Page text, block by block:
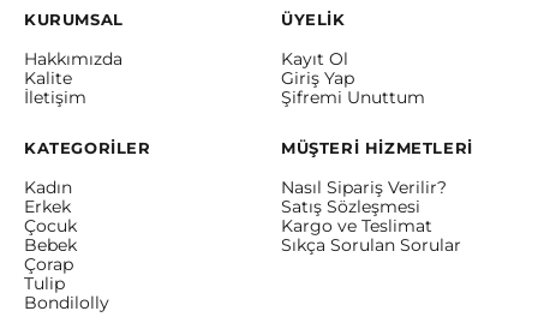
KURUMSAL
Hakkımızda
Kalite
İletişim
ÜYELİK
Kayıt Ol
Giriş Yap
Şifremi Unuttum
KATEGORİLER
Kadın
Erkek
Çocuk
Bebek
Çorap
Tulip
Bondilolly
MÜŞTERİ HİZMETLERİ
Nasıl Sipariş Verilir?
Satış Sözleşmesi
Kargo ve Teslimat
Sıkça Sorulan Sorular